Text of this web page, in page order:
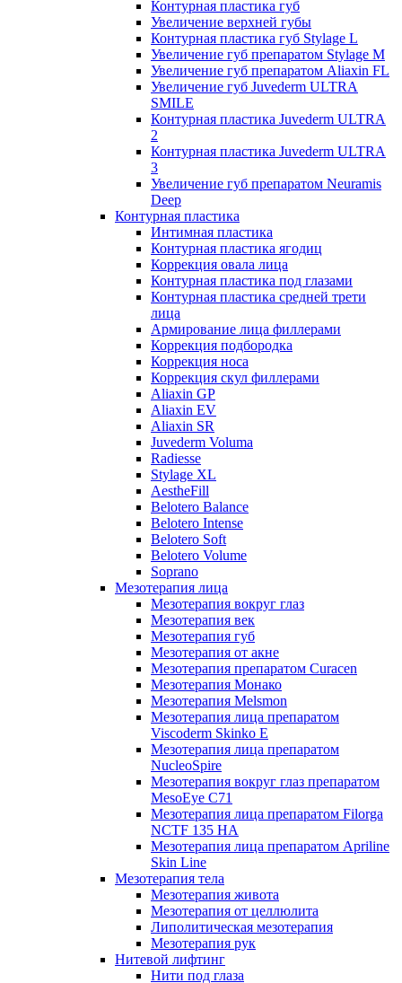
Контурная пластика губ
Увеличение верхней губы
Контурная пластика губ Stylage L
Увеличение губ препаратом Stylage M
Увеличение губ препаратом Aliaxin FL
Увеличение губ Juvederm ULTRA
SMILE
Контурная пластика Juvederm ULTRA
2
Контурная пластика Juvederm ULTRA
3
Увеличение губ препаратом Neuramis
Deep
Контурная пластика
Интимная пластика
Контурная пластика ягодиц
Коррекция овала лица
Контурная пластика под глазами
Контурная пластика средней трети
лица
Армирование лица филлерами
Коррекция подбородка
Коррекция носа
Коррекция скул филлерами
Aliaxin GP
Aliaxin EV
Aliaxin SR
Juvederm Voluma
Radiesse
Stylage XL
AestheFill
Belotero Balance
Belotero Intense
Belotero Soft
Belotero Volume
Soprano
Мезотерапия лица
Мезотерапия вокруг глаз
Мезотерапия век
Мезотерапия губ
Мезотерапия от акне
Мезотерапия препаратом Curacen
Мезотерапия Монако
Мезотерапия Melsmon
Мезотерапия лица препаратом
Viscoderm Skinko E
Мезотерапия лица препаратом
NucleoSpire
Мезотерапия вокруг глаз препаратом
MesoEye С71
Мезотерапия лица препаратом Filorga
NCTF 135 HA
Мезотерапия лица препаратом Apriline
Skin Line
Мезотерапия тела
Мезотерапия живота
Мезотерапия от целлюлита
Липолитическая мезотерапия
Мезотерапия рук
Нитевой лифтинг
Нити под глаза